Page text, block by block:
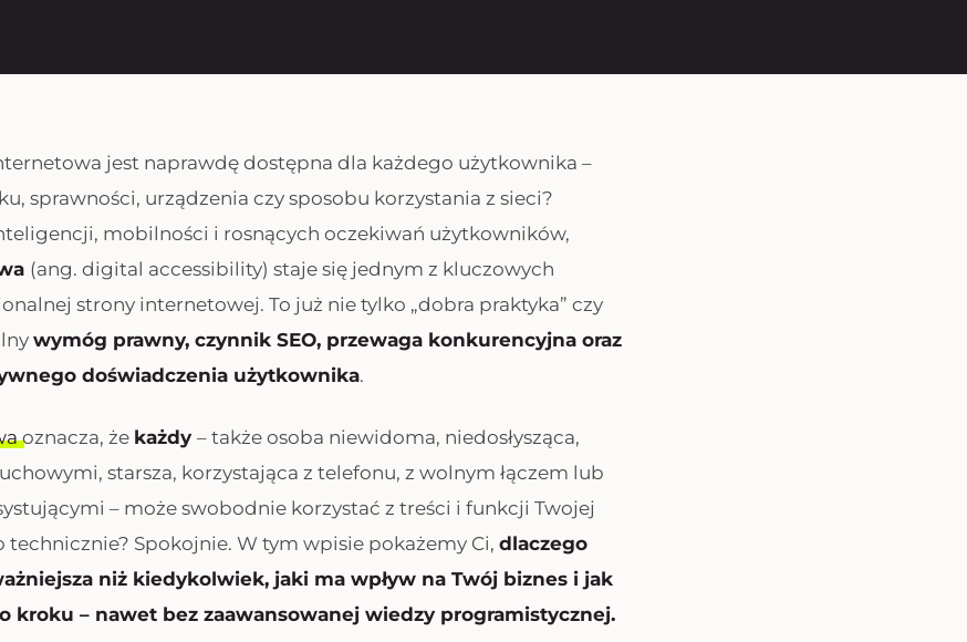
jest naprawdę dostępna dla każdego użytkownika –
sprawności, urządzenia czy sposobu korzystania z sieci?
mobilności i rosnących oczekiwań użytkowników,
(ang. digital accessibility) staje się jednym z kluczowych
strony internetowej. To już nie tylko „dobra praktyka” czy
wymóg prawny, czynnik SEO, przewaga konkurencyjna oraz
doświadczenia użytkownika.
oznacza, że każdy – także osoba niewidoma, niedosłysząca,
starsza, korzystająca z telefonu, z wolnym łączem lub
– może swobodnie korzystać z treści i funkcji Twojej
technicznie? Spokojnie. W tym wpisie pokażemy Ci, dlaczego
niż kiedykolwiek, jaki ma wpływ na Twój biznes i jak
kroku – nawet bez zaawansowanej wiedzy programistycznej.